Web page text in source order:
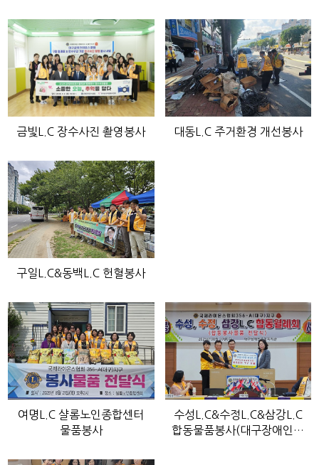
금빛L.C 장수사진 촬영봉사 대동L.C 주거환경 개선봉사
구일L.C&동백L.C 헌혈봉사
여명L.C 샬롬노인종합센터
물품봉사
수성L.C&수정L.C&삼강L.C
합동물품봉사(대구장애인…